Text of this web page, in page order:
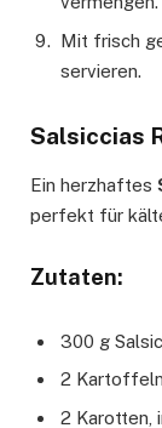
Mit frisch
servieren.
Salsiccias
Ein herzhaftes
perfekt für
Zutaten:
300 g
2
2 Karotten,